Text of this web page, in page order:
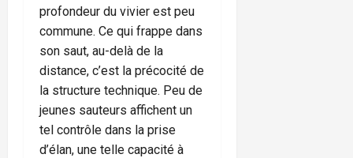
profondeur du vivier est peu
commune. Ce qui frappe dans
son saut, au-delà de la
distance, c’est la précocité de
la structure technique. Peu de
jeunes sauteurs affichent un
tel contrôle dans la prise
d’élan, une telle capacité à